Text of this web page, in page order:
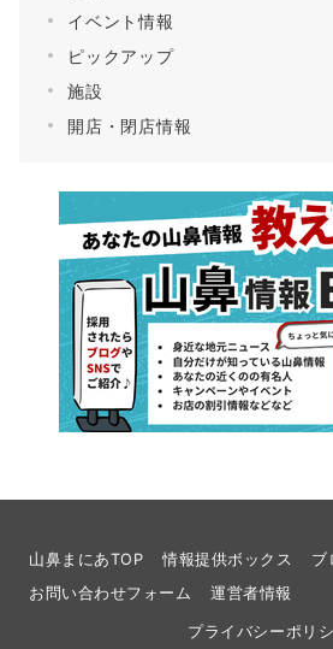
イベント情報
ピックアップ
施設
開店・閉店情報
山鼻まにあTOP 情報提供ボックス
ブ
お問い合わせフォーム
運営者情報
プライバシーポリ